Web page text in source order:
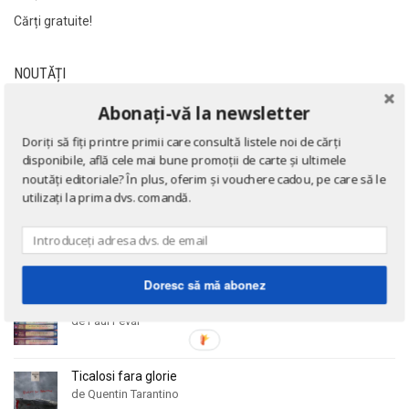
Al James
Al. Caprariu
Al. Philippide
Al. Piru
Alain Besancon
Alain Bombard
Alain Lallemand
Alain Manevy
Alan Bullock
Alan Dean Foster
Al James
Al. Caprariu
Al. Philippide
Al. Piru
Alain Besancon
Alain Bombard
Alain Lallemand
Alain Manevy
Alan Bullock
Alan Dean Foster
Cărți gratuite!
NOUTĂȚI
Eseuri
de Emil Cioran
de Confucius
Colectia completa Fracurile Negre (8 volume)
de Paul Feval
Ticalosi fara glorie
de Quentin Tarantino
Abonați-vă la newsletter
Doriți să fiți printre primii care consultă listele noi de cărți
disponibile, află cele mai bune promoții de carte și ultimele
noutăți editoriale? În plus, oferim și vouchere cadou, pe care să le
utilizați la prima dvs. comandă.
Doresc să mă abonez